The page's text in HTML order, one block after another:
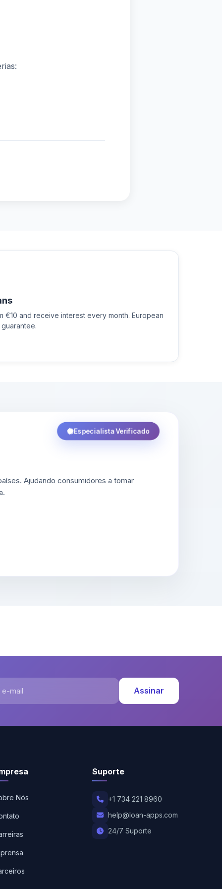
€10 and receive interest every month. European
Especialista Verificado
Ajudando consumidores a tomar
Assinar
Nós
Suporte
+1 734 221 8960
help@loan-apps.com
24/7 Suporte